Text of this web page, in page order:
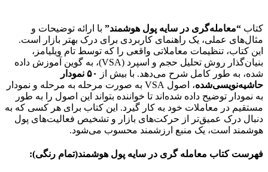
کتاب “معامله‌گری در سایه پول هوشمند” با ارائه توضیحات و
مثال‌های عملی، یک راهنمای کاربردی برای درک بهتر بازار است.
این کتاب، تنظیمات معاملاتی واقعی را که توسط تام ویلیامز،
بنیان‌گذار روش تحلیل حجم و اسپرد (VSA)، به گوین آموزش داده
شده، به طور کامل شرح می‌دهد. با بیش از
۵۰ نمودار
حاشیه‌نویسی‌شده
، اصول VSA به صورت مرحله به مرحله و نمودار
به نمودار توضیح داده شده‌اند تا خواننده بتواند این اصول را به طور
مستقیم در معاملات خود به کار گیرد. این کتاب برای هر کسی که به
دنبال درک عمیق‌تر از حرکت‌های بازار و تشخیص فعالیت‌های پول
هوشمند است، یک منبع ارزشمند محسوب می‌شود.
فهرست کتاب معامله گری در سایه پول هوشمند(تمام رنگی):